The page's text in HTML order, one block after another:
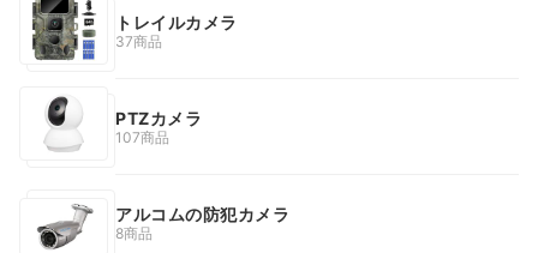
トレイルカメラ
37商品
PTZカメラ
107商品
アルコムの防犯カメラ
8商品